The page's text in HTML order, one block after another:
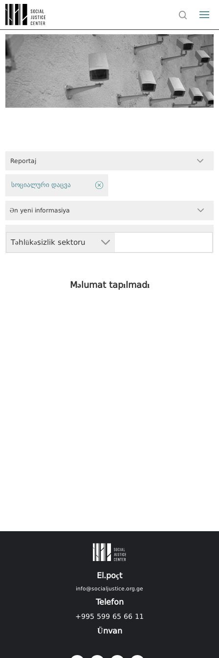
Reportaj
Təhlükəsizlik sektoru
სოციალური დაცვა
Ən yeni informasiya
Məlumat tapılmadı
El.poçt
info@socialjustice.org.ge
Telefon
+995 599 65 66 11
Ünvan